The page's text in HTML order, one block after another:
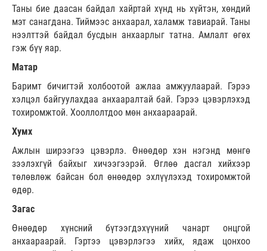
Таны бие даасан байдал хайртай хүнд нь хүйтэн, хөндий
мэт санагдана. Тиймээс анхаарал, халамж тавиарай. Таны
нээлттэй байдал бусдын анхаарлыг татна. Амлалт өгөх
гэж бүү яар.
Матар
Баримт бичигтэй холбоотой ажлаа амжуулаарай. Гэрээ
хэлцэл байгуулахдаа анхааралтай бай. Гэрээ цэвэрлэхэд
тохиромжтой. Хооллолтдоо мөн анхаараарай.
Хумх
Ажлын ширээгээ цэвэрлэ. Өнөөдөр хэн нэгэнд мөнгө
зээлэхгүй байхыг хичээгээрэй. Өглөө дасгал хийхээр
төлөвлөж байсан бол өнөөдөр эхлүүлэхэд тохиромжтой
өдөр.
Загас
Өнөөдөр хүнсний бүтээгдэхүүний чанарт онцгой
анхаараарай. Гэртээ цэвэрлэгээ хийх, ядаж цонхоо